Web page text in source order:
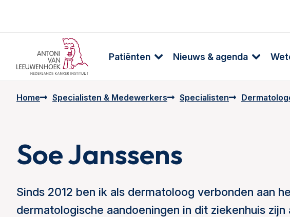
Patiënten Nieuws & agenda
Home Specialisten & Medewerkers Specialisten
Soe Janssens
Sinds 2012 ben ik als dermatoloog verbonden aan
dermatologische aandoeningen in dit ziekenhuis